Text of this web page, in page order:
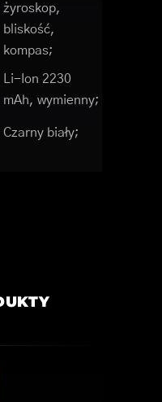
żyroskop,
bliskość,
kompas;
Li-Ion 2230
mAh, wymienny;
Czarny biały;